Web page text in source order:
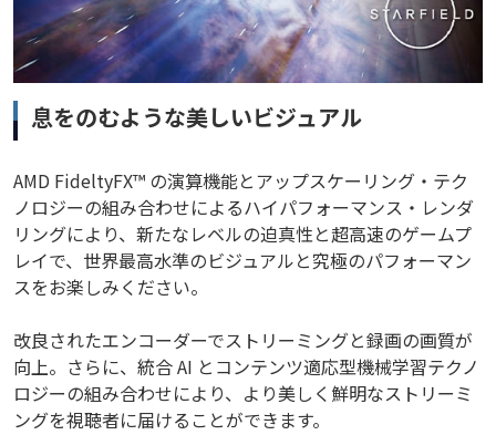
息をのむような美しいビジュアル
AMD FideltyFX™ の演算機能とアップスケーリング・テク
ノロジーの組み合わせによるハイパフォーマンス・レンダ
リングにより、新たなレベルの迫真性と超高速のゲームプ
レイで、世界最高水準のビジュアルと究極のパフォーマン
スをお楽しみください。
改良されたエンコーダーでストリーミングと録画の画質が
向上。さらに、統合 AI とコンテンツ適応型機械学習テクノ
ロジーの組み合わせにより、より美しく鮮明なストリーミ
ングを視聴者に届けることができます。